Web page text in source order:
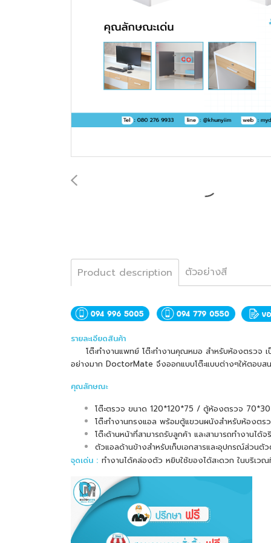
Product description ตัวอย่างสี
รายละเอียดสินค้า
โต๊ะทำงานแพทย์ โต๊ะทำงานคุณหมอ สำหรับห้องตรวจ
อย่างมาก DoctorMate จึงออกแบบโต๊ะแบบต่างๆให้ตอบส
คุณลักษณะ
โต๊ะตรวจ ขนาด 120*120*75 / ตู้ห้องตรวจ
โต๊ะทำงานทรงแอล พร้อมตู้แขวนผนังสำหรับห้องตร
โต๊ะด้านหน้าที่สามารถรับลูกค้า และสามารถทำงานได้จ
ตัวแอลด้านข้างสำหรับเก็บเอกสารและอุปกรณ์ส่วนตั
จุดเด่น : ทำงานได้คล่องตัว หยิบใช้ของได้สะดวก ในบริเว